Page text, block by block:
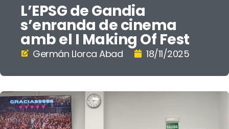
L’EPSG de Gandia
s’enranda de cinema
amb el I Making Of Fest
Germán Llorca Abad 18/11/2025